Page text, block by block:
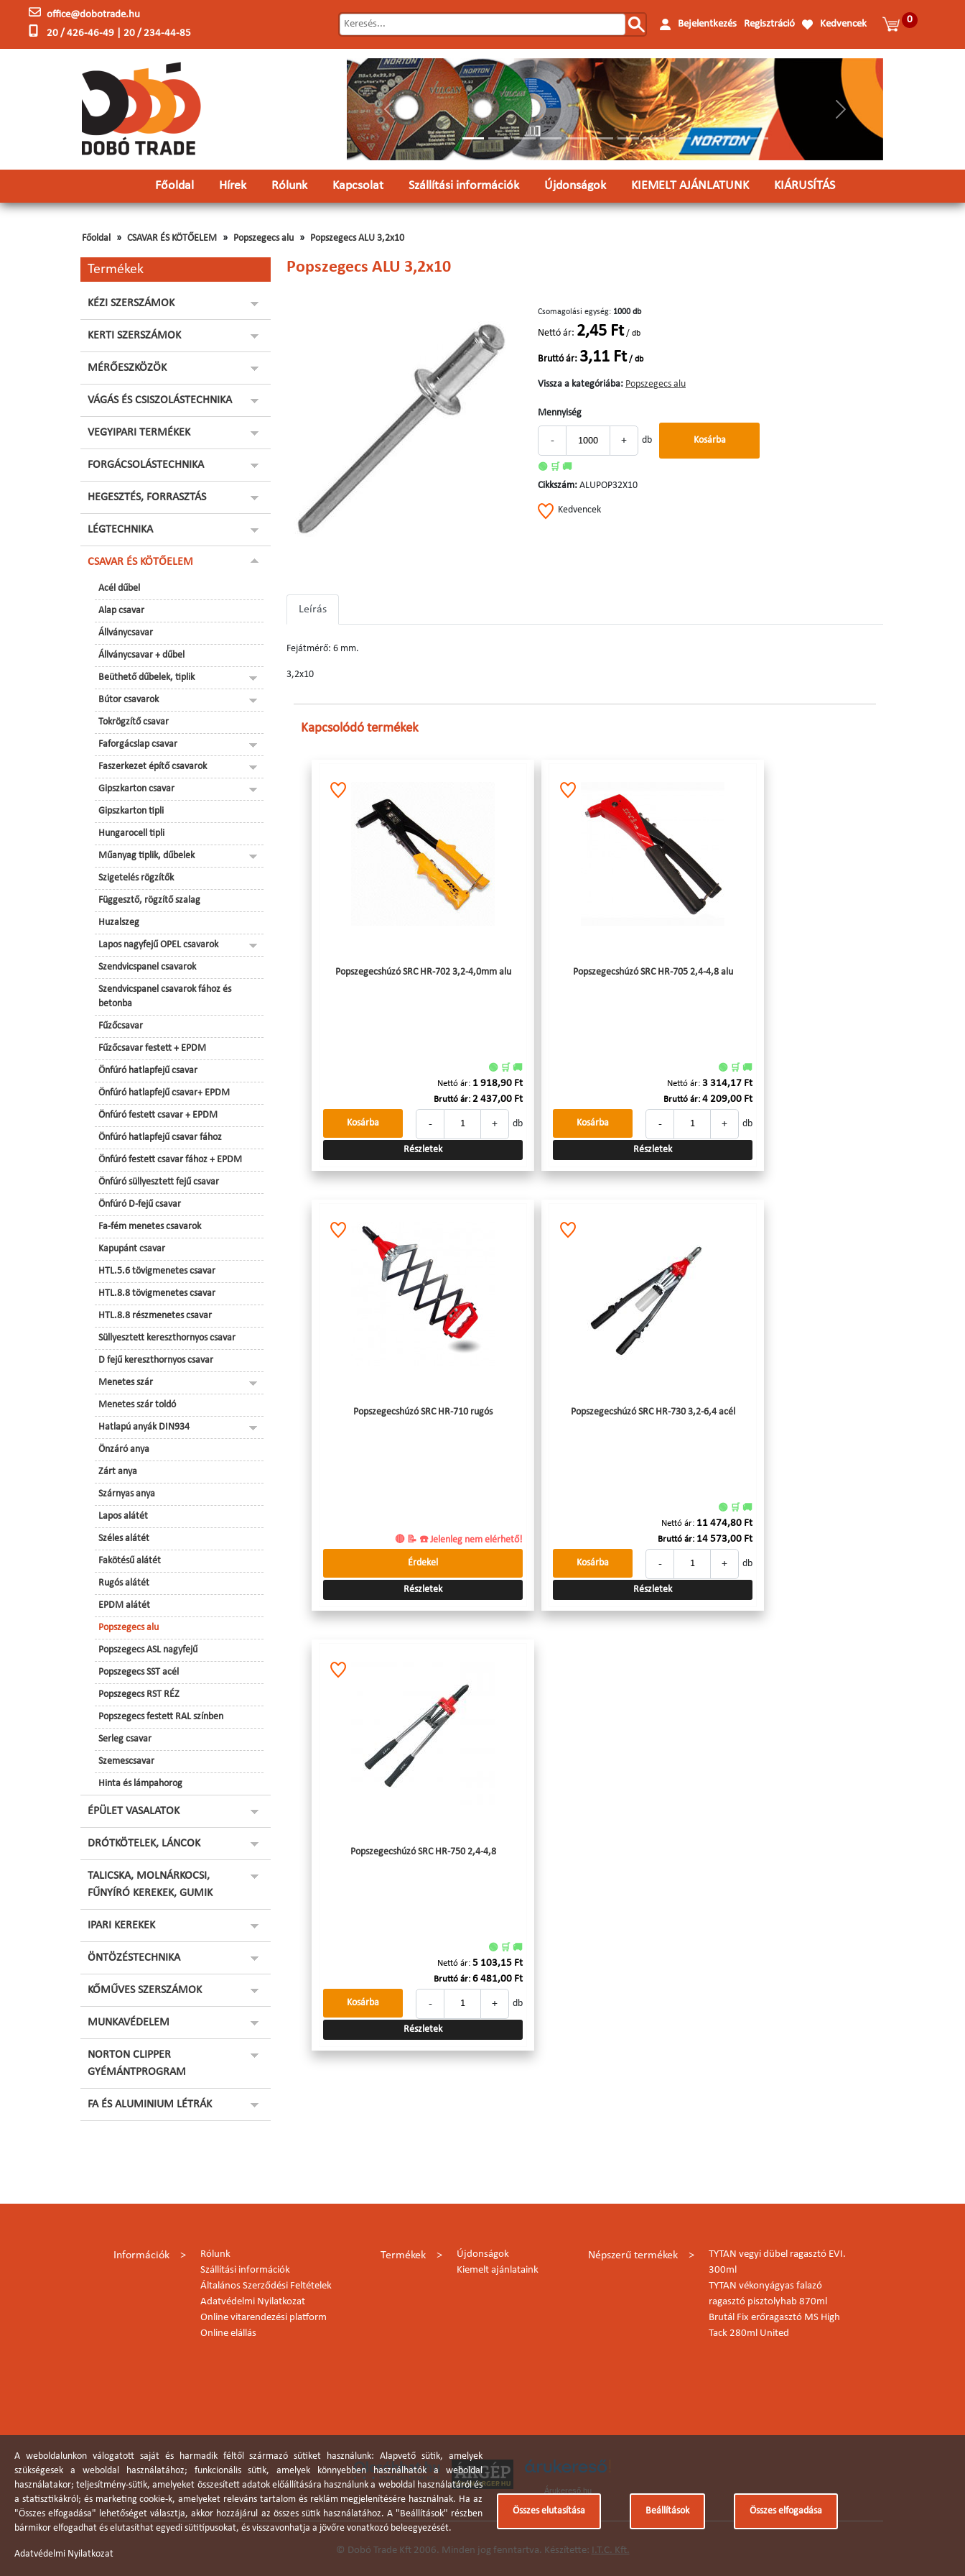
office@dobotrade.hu
20 / 426-46-49 | 20 / 234-44-85
Bejelentkezés Regisztráció Kedvencek 0
Előző Következő
Főoldal Hírek Rólunk Kapcsolat Szállítási információk Újdonságok KIEMELT AJÁNLATUNK KIÁRUSÍTÁS
Főoldal CSAVAR ÉS KÖTŐELEM Popszegecs alu Popszegecs ALU 3,2x10
Termékek
KÉZI SZERSZÁMOK
KERTI SZERSZÁMOK
MÉRŐESZKÖZÖK
VÁGÁS ÉS CSISZOLÁSTECHNIKA
VEGYIPARI TERMÉKEK
FORGÁCSOLÁSTECHNIKA
HEGESZTÉS, FORRASZTÁS
LÉGTECHNIKA
CSAVAR ÉS KÖTŐELEM
Acél dűbel
Alap csavar
Állványcsavar
Állványcsavar + dűbel
Beüthető dűbelek, tiplik
Bútor csavarok
Tokrögzítő csavar
Faforgácslap csavar
Faszerkezet építő csavarok
Gipszkarton csavar
Gipszkarton tipli
Hungarocell tipli
Műanyag tiplik, dűbelek
Szigetelés rögzítők
Függesztő, rögzítő szalag
Huzalszeg
Lapos nagyfejű OPEL csavarok
Szendvicspanel csavarok
Szendvicspanel csavarok fához és
betonba
Fűzőcsavar
Fűzőcsavar festett + EPDM
Önfúró hatlapfejű csavar
Önfúró hatlapfejű csavar+ EPDM
Önfúró festett csavar + EPDM
Önfúró hatlapfejű csavar fához
Önfúró festett csavar fához + EPDM
Önfúró süllyesztett fejű csavar
Önfúró D-fejű csavar
Fa-fém menetes csavarok
Kapupánt csavar
HTL.5.6 tövigmenetes csavar
HTL.8.8 tövigmenetes csavar
HTL.8.8 részmenetes csavar
Süllyesztett kereszthornyos csavar
D fejű kereszthornyos csavar
Menetes szár
Menetes szár toldó
Hatlapú anyák DIN934
Önzáró anya
Zárt anya
Szárnyas anya
Lapos alátét
Széles alátét
Fakötésű alátét
Rugós alátét
EPDM alátét
Popszegecs alu
Popszegecs ASL nagyfejű
Popszegecs SST acél
Popszegecs RST RÉZ
Popszegecs festett RAL színben
Serleg csavar
Szemescsavar
Hinta és lámpahorog
ÉPÜLET VASALATOK
DRÓTKÖTELEK, LÁNCOK
TALICSKA, MOLNÁRKOCSI,
FŰNYÍRÓ KEREKEK, GUMIK
IPARI KEREKEK
ÖNTÖZÉSTECHNIKA
KŐMŰVES SZERSZÁMOK
MUNKAVÉDELEM
NORTON CLIPPER
GYÉMÁNTPROGRAM
FA ÉS ALUMINIUM LÉTRÁK
Popszegecs ALU 3,2x10
Csomagolási egység: 1000 db
Nettó ár: 2,45 Ft / db
Bruttó ár: 3,11 Ft / db
Vissza a kategóriába: Popszegecs alu
Mennyiség
- + db Kosárba
🟢 🛒 🚚
Cikkszám: ALUPOP32X10
Kedvencek
Leírás
Fejátmérő: 6 mm.
3,2x10
Kapcsolódó termékek
Popszegecshúzó SRC HR-702 3,2-4,0mm alu
🟢 🛒 🚚
Nettó ár: 1 918,90 Ft
Bruttó ár: 2 437,00 Ft
- + db
Kosárba
Részletek
Popszegecshúzó SRC HR-705 2,4-4,8 alu
🟢 🛒 🚚
Nettó ár: 3 314,17 Ft
Bruttó ár: 4 209,00 Ft
- + db
Kosárba
Részletek
Popszegecshúzó SRC HR-710 rugós
🔴 📝 ☎️ Jelenleg nem elérhető!
Érdekel
Részletek
Popszegecshúzó SRC HR-730 3,2-6,4 acél
🟢 🛒 🚚
Nettó ár: 11 474,80 Ft
Bruttó ár: 14 573,00 Ft
- + db
Kosárba
Részletek
Popszegecshúzó SRC HR-750 2,4-4,8
🟢 🛒 🚚
Nettó ár: 5 103,15 Ft
Bruttó ár: 6 481,00 Ft
- + db
Kosárba
Részletek
Információk
Rólunk
Szállítási információk
Általános Szerződési Feltételek
Adatvédelmi Nyilatkozat
Online vitarendezési platform
Online elállás
Termékek
Újdonságok
Kiemelt ajánlataink
Népszerű termékek
TYTAN vegyi dübel ragasztó EVI.
300ml
TYTAN vékonyágyas falazó
ragasztó pisztolyhab 870ml
Brutál Fix erőragasztó MS High
Tack 280ml United
Árukereső.hu
© Dobó Trade Kft 2006. Minden jog fenntartva. Készítette: I.T.C. Kft.
A weboldalunkon válogatott saját és harmadik féltől származó sütiket használunk: Alapvető sütik, amelyek
szükségesek a weboldal használatához; funkcionális sütik, amelyek könnyebben használhatók a weboldal
használatakor; teljesítmény-sütik, amelyeket összesített adatok előállítására használunk a weboldal használatáról és
a statisztikákról; és marketing cookie-k, amelyeket releváns tartalom és reklám megjelenítésére használnak. Ha az
"Összes elfogadása" lehetőséget választja, akkor hozzájárul az összes sütik használatához. A "Beállítások" részben
bármikor elfogadhat és elutasíthat egyedi sütitípusokat, és visszavonhatja a jövőre vonatkozó beleegyezését.
Adatvédelmi Nyilatkozat
Összes elutasítása Beállítások Összes elfogadása